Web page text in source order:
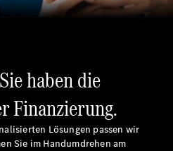
haben die
Finanzierung.
Lösungen passen wir
Sie im Handumdrehen am